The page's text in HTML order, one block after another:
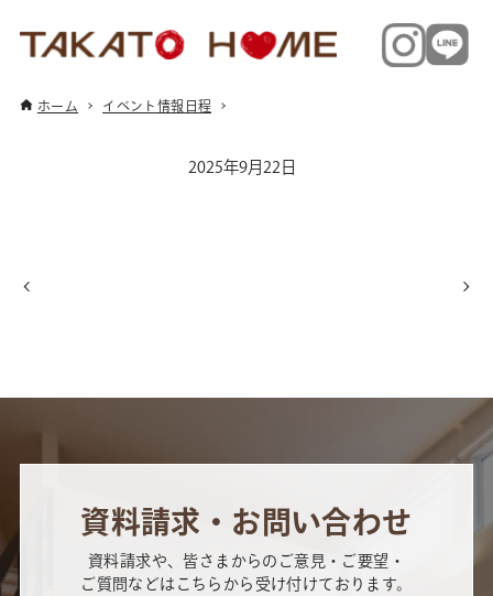
ホーム イベント情報日程
2025年9月22日
資料請求・お問い合わせ
資料請求や、皆さまからのご意見・ご要望・
ご質問などはこちらから受け付けております。